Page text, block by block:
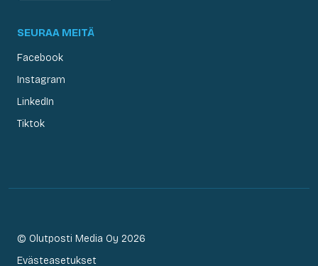
SEURAA MEITÄ
Facebook
Instagram
LinkedIn
Tiktok
© Olutposti Media Oy 2026
Evästeasetukset